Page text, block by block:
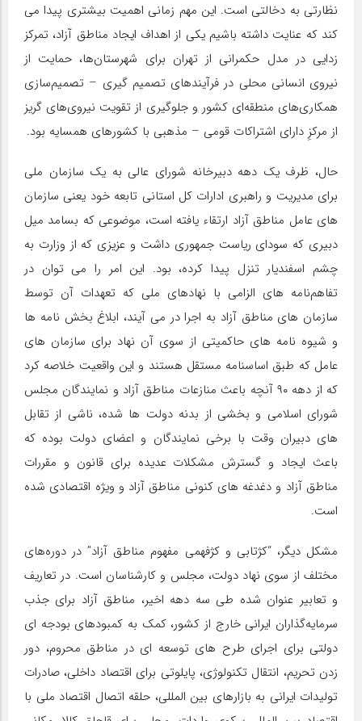
نظارتی به دخالتی است. این مهم زمانی اهمیت بیشتری پیدا می
کند که عنایت داشته باشیم یکی از اهداف ایجاد مناطق آزاد، تمرکز
زدایی در مدل حکمرانی از تهران برای شهرستان‌ها، حمایت از
نیروی انسانی محلی در فرآیندهای تصمیم گیری – تصمیم‌سازی
همکاری‌های منطقه‌ای کشور و جلوگیری از تقویت نیروی‌های گریز
از مرکزِ دارای اشتراکات قومی – مذهبی با کشورهای همسایه بود.
حال، ظرف یک دهه دبیرخانه شورای عالی به یک سازمان ملی
برای مدیریت و راهبری ادارات کل استانی تابعه خود یعنی سازمان‌
های عامل مناطق آزاد ارتقاء یافته است، موضوعی که بسامد میل
دبیری که سودای ریاست جمهوری داشت و عزیزی که از وزارت به
چشم اسفندیار تنزل پیدا کرده، بود. این امر را می توان در
تفاهم‌نامه های الزامی با نهادهای ملی که تعهدات آن توسط
سازمان های مناطق آزاد به اجرا در می آیند، ابلاغ بخش نامه ها
و شیوه نامه های حاکمیتی از سوی آن نهاد برای سازمان های
عامل که طبق اساسنامه مستقل هستند و این واقعیت خلاصه کرد
که از دهه ۹۰ آنچه باعث منازعات مناطق آزاد و نمایندگان مجلس
شورای اسلامی و بخشی از بدنه دولت ها شده، ناشی از تقابل
های دبیران وقت با برخی نمایندگان و اعضای دولت بوده که
باعث ایجاد و گسترش مشکلات عدیده برای قانون و مقررات
مناطق آزاد و دغدغه های کنونی مناطق آزاد و ویژه اقتصادی شده
است.
مشکل دیگر، “کژتابی و کژفهمی مفهوم مناطق آزاد” در دوره‌های
مختلف از سوی نهاد دولت، مجلس و کارشناسان است. در تعاریف
و تعابیر عنوان شده طی سه دهه اخیر، مناطق آزاد برای جذب
سرمایه‌گذاران ایرانی خارج از کشور، کمک به کمبودهای بودجه ای
دولتی برای اجرای طرح های توسعه ای در مناطق محروم، دور
زدن تحریم، انتقال تکنولوژی، پایلوتی برای اقتصاد داخلی، صادرات
تولیدات ایرانی به بازارهای بین المللی، حلقه اتصال اقتصاد ملی با